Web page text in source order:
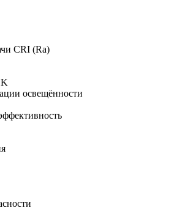
CRI (Ra)
освещённости